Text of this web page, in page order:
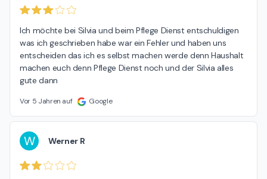
Ich möchte bei Silvia und beim Pflege Dienst entschuldigen
was ich geschrieben habe war ein Fehler und haben uns
entscheiden das ich es selbst machen werde denn Haushalt
machen euch denn Pflege Dienst noch und der Silvia alles
gute dann
Vor 5 Jahren auf Google
W Werner R